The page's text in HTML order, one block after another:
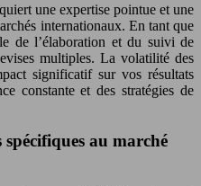
une expertise pointue et une
internationaux. En tant que
de l’élaboration et du suivi de
multiples. La volatilité des
significatif sur vos résultats
constante et des stratégies de
au marché